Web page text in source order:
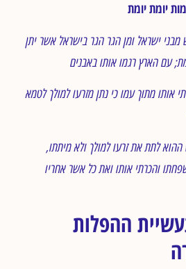
ישראל ומן הגר הגר בישראל אשר יתן
אותו מתוך עמו כי נתן מזרעו למולך לטמא
לתת את זרעו למולך ולא מיתתו,
והכרתי אותו ואת כל אשר אחריו
ההפלות